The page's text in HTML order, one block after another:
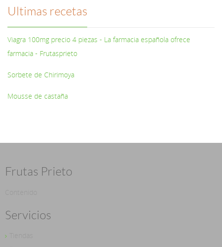
Ultimas recetas
Viagra 100mg precio 4 piezas - La farmacia española ofrece
farmacia - Frutasprieto
Sorbete de Chirimoya
Mousse de castaña
Frutas Prieto
Servicios